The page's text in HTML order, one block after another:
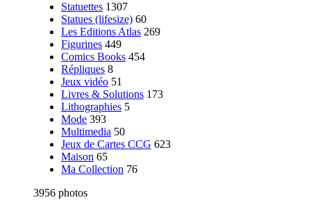
Statuettes 1307
Statues (lifesize) 60
Les Editions Atlas 269
Figurines 449
Comics Books 454
Répliques 8
Jeux vidéo 51
Livres & Solutions 173
Lithographies 5
Mode 393
Multimedia 50
Jeux de Cartes CCG 623
Maison 65
Ma Collection 76
3956 photos